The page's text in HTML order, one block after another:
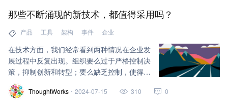
那些不断涌现的新技术，都值得采用吗？
产品 工具 架构 事件 企业
在技术方面，我们经常看到两种情况在企业发
展过程中反复出现。组织要么过于严格控制决
策，抑制创新和转型；要么缺乏控制，使得技
术的管理变得非常困难，毕竟当轮子开始转
动，成本就会上升。
ThoughtWorks 2024-07-15 310 0